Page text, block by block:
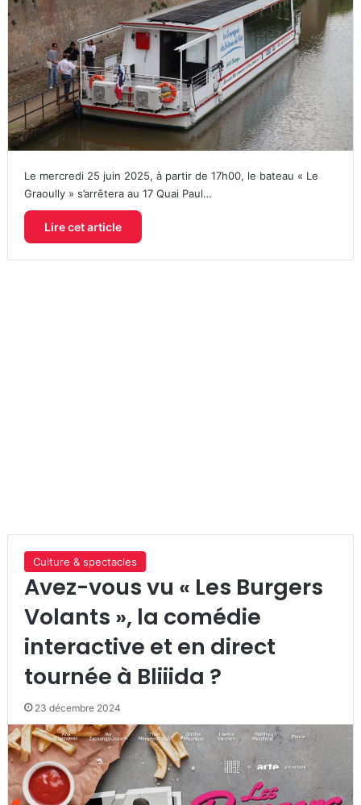
Le mercredi 25 juin 2025, à partir de 17h00, le bateau « Le
Graoully » s’arrêtera au 17 Quai Paul…
Lire cet article
Culture & spectacles
Avez-vous vu « Les Burgers
Volants », la comédie
interactive et en direct
tournée à Bliiida ?
23 décembre 2024